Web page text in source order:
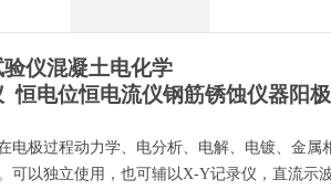
仪混凝土电化学
恒电位恒电流仪钢筋锈蚀仪器阳
极过程动力学、电分析、电解、电镀、金属
可以独立使用，也可辅以X-Y记录仪，直流示